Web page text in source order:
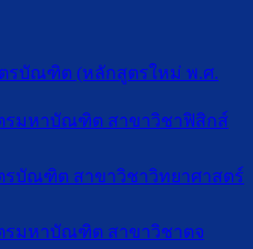
รบัณฑิต (หลักสูตรใหม่ พ.ศ.
รมหาบัณฑิต สาขาวิชาฟิสิกส์
รบัณฑิต สาขาวิชาวิทยาศาสตร์
รมหาบัณฑิต สาขาวิชาตจ